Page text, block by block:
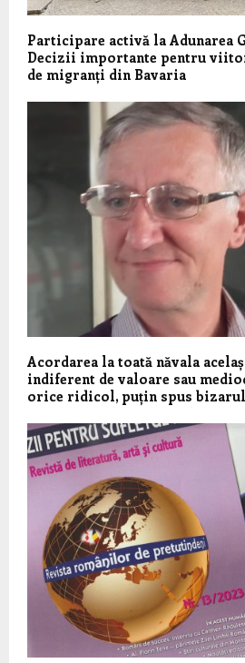
Participare activă la Adunarea
Decizii importante pentru
de migranți din Bavaria
Acordarea la toată năvala
indiferent de valoare sau
orice ridicol, puțin spus bizarul